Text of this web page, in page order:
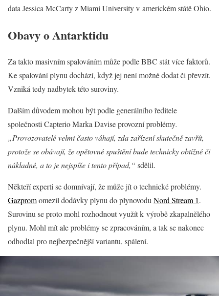
data Jessica McCarty z Miami University v americkém státě Ohio.
Obavy o Antarktidu
Za takto masivním spalováním může podle BBC stát více faktorů.
Ke spalování plynu dochází, když jej není možné dodat či převzít.
Vzniká tedy nadbytek této suroviny.
Dalším důvodem mohou být podle generálního ředitele
společnosti Capterio Marka Davise provozní problémy.
„Provozovatelé velmi často váhají, zda zařízení skutečně zavřít,
protože se obávají, že opětovné spuštění bude technicky obtížné či
nákladné, a to je nejspíše i tento případ,“ sdělil.
Někteří experti se domnívají, že může jít o technické problémy.
Gazpromomezil dodávky plynu do plynovoduNord Stream 1.
Surovinu se proto mohl rozhodnout využít k výrobě zkapalnělého
plynu. Mohl mít ale problémy se zpracováním, a tak se nakonec
odhodlal pro nejbezpečnější variantu, spálení.